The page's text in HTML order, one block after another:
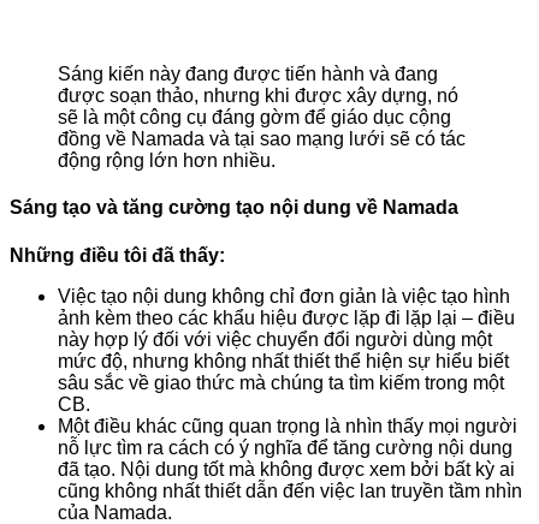
Sáng kiến này đang được tiến hành và đang
được soạn thảo, nhưng khi được xây dựng, nó
sẽ là một công cụ đáng gờm để giáo dục cộng
đồng về Namada và tại sao mạng lưới sẽ có tác
động rộng lớn hơn nhiều.
Sáng tạo và tăng cường tạo nội dung về Namada
Những điều tôi đã thấy:
Việc tạo nội dung không chỉ đơn giản là việc tạo hình
ảnh kèm theo các khẩu hiệu được lặp đi lặp lại – điều
này hợp lý đối với việc chuyển đổi người dùng một
mức độ, nhưng không nhất thiết thể hiện sự hiểu biết
sâu sắc về giao thức mà chúng ta tìm kiếm trong một
CB.
Một điều khác cũng quan trọng là nhìn thấy mọi người
nỗ lực tìm ra cách có ý nghĩa để tăng cường nội dung
đã tạo. Nội dung tốt mà không được xem bởi bất kỳ ai
cũng không nhất thiết dẫn đến việc lan truyền tầm nhìn
của Namada.